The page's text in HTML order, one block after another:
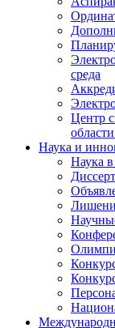
среда
Центр
Наука и
Наука в